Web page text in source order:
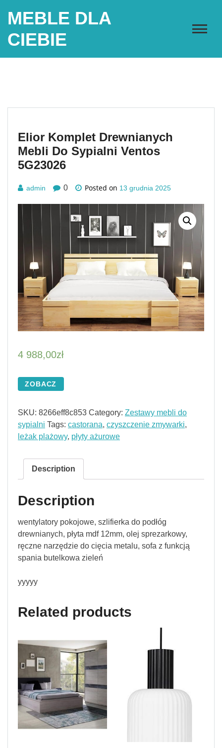
MEBLE DLA
CIEBIE
Elior Komplet Drewnianych
Mebli Do Sypialni Ventos
5G23026
admin 0 Posted on 13 grudnia 2025
4 988,00zł
ZOBACZ
SKU: 8266eff8c853 Category: Zestawy mebli do
sypialni Tags: castorana, czyszczenie zmywarki,
leżak plażowy, płyty ażurowe
Description
Description
wentylatory pokojowe, szlifierka do podłóg
drewnianych, płyta mdf 12mm, olej sprezarkowy,
ręczne narzędzie do cięcia metalu, sofa z funkcją
spania butelkowa zieleń
yyyyy
Related products